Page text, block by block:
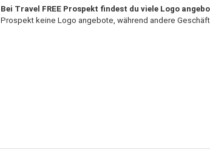
Bei Travel FREE Prospekt findest du viele Logo
Prospekt keine Logo angebote, während andere